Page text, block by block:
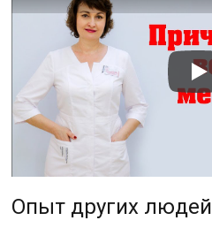
Опыт других людей